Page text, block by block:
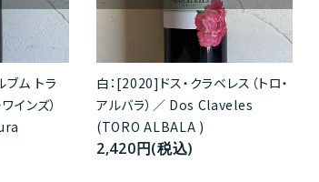
ム トラ
インズ）
白：[2020]ドス・クラベレス（トロ・
アルバラ）／ Dos Claveles
(TORO ALBALA )
2,420円(税込)